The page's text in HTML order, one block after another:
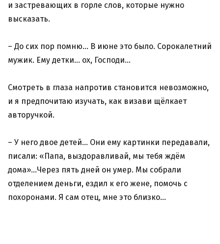
и застревающих в горле слов, которые нужно
высказать.
– До сих пор помню… В июне это было. Сорокалетний
мужик. Ему детки… ох, Господи…
Смотреть в глаза напротив становится невозможно,
и я предпочитаю изучать, как визави щёлкает
авторучкой.
– У него двое детей… Они ему картинки передавали,
писали: «Папа, выздоравливай, мы тебя ждём
дома»…Через пять дней он умер. Мы собрали
отделением деньги, ездил к его жене, помочь с
похоронами. Я сам отец, мне это близко…